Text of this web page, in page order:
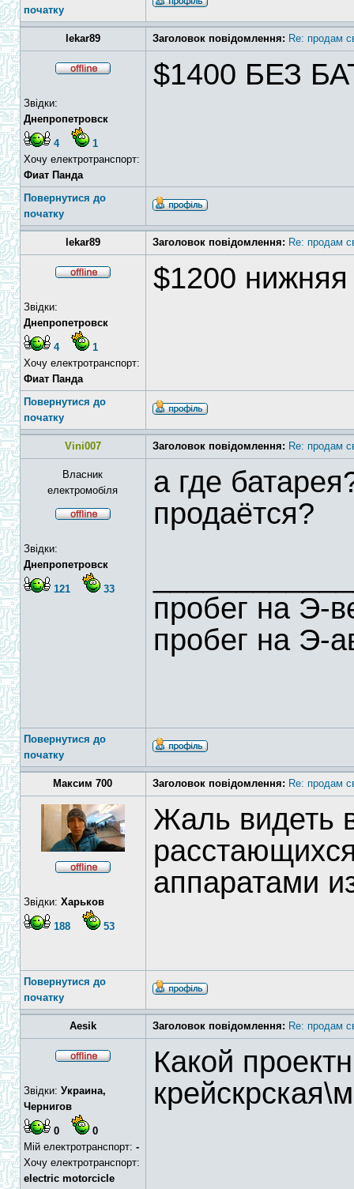
початку
lekar89 Заголовок повідомлення: Re: продам
Звідки:
Днепропетровск
4
1
Хочу електротранспорт:
Фиат Панда
$1400 БЕЗ
Повернутися до
початку
lekar89 Заголовок повідомлення: Re: продам
Звідки:
Днепропетровск
4
1
Хочу електротранспорт:
Фиат Панда
$1200
Повернутися до
початку
Vini007 Заголовок повідомлення: Re: продам
Власник
електромобіля
Звідки:
Днепропетровск
121 33
а где
продаётся?
пробег на Э-
пробег на Э-
Повернутися до
початку
Максим 700 Заголовок повідомлення: Re: продам
Звідки: Харьков
188 53
Жаль видеть
аппаратами
Повернутися до
початку
Aesik Заголовок повідомлення: Re: продам
Звідки: Украина,
Чернигов
0
0
Мій електротранспорт: -
Хочу електротранспорт:
electric motorcicle
Какой